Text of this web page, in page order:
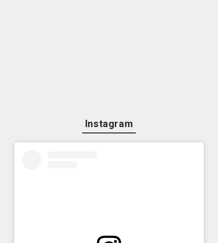
Instagram